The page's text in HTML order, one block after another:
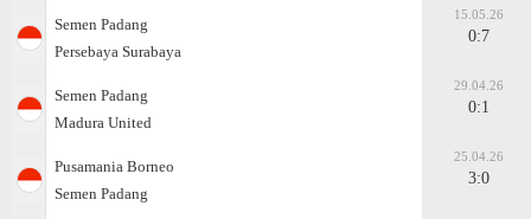
Semen Padang
Persebaya Surabaya
15.05.26
0:7
Semen Padang
Madura United
29.04.26
0:1
Pusamania Borneo
Semen Padang
25.04.26
3:0